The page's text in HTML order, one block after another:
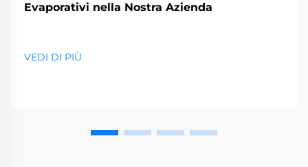
Evaporativi nella Nostra Azienda
VEDI DI PIÙ